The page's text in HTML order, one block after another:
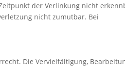
der Verlinkung nicht
nicht zumutbar. Bei
Die Vervielfältigung,